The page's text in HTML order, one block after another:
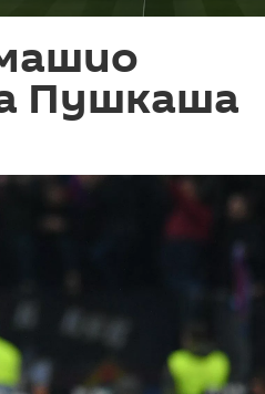
Пушкаша